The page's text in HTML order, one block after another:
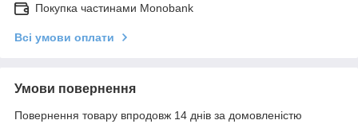
Покупка частинами Monobank
Всі умови оплати
Умови повернення
Повернення товару впродовж 14 днів за домовленістю